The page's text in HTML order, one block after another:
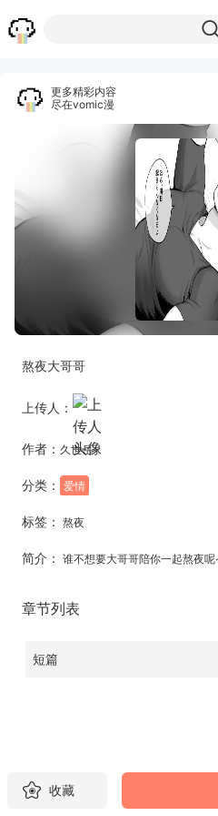
更多精彩内容
尽在vomic漫
熬夜大哥哥
上传人：
作者： 久世岳
分类： 爱情
标签： 熬夜
简介： 谁不想要大哥哥陪你一起熬夜呢
章节列表
短篇
收藏